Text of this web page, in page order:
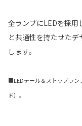
全ランプにLEDを採用
と共通性を持たせた
します。
■LEDテール＆ストップラ
ド）。